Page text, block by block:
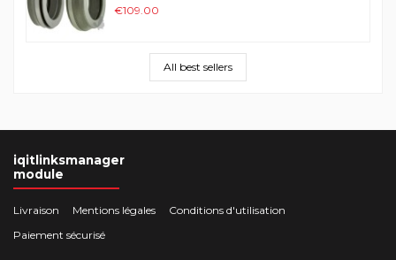
€109.00
All best sellers
iqitlinksmanager
module
Livraison Mentions légales
Conditions d'utilisation
Paiement sécurisé